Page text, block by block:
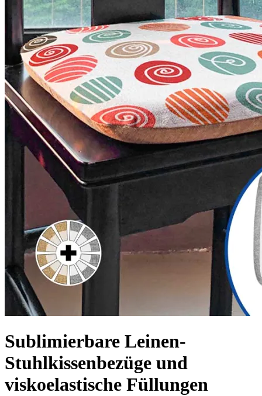
Sublimierbare Leinen-
Stuhlkissenbezüge und
viskoelastische Füllungen